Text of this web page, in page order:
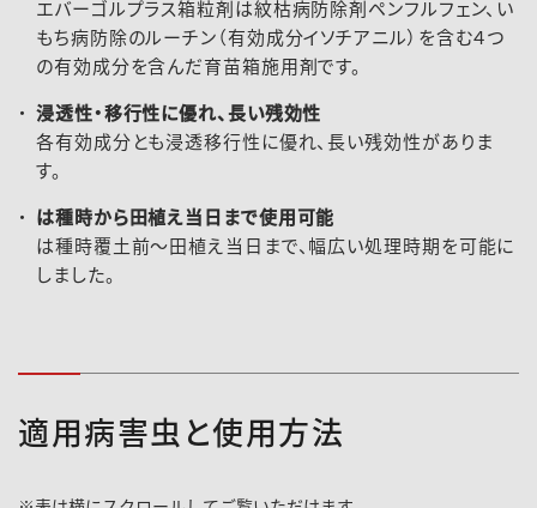
2026-058登録速報（260408）
エバーゴルプラス箱粒剤は紋枯病防除剤ペンフルフェン、い
もち病防除のルーチン（有効成分イソチアニル）を含む４つ
の有効成分を含んだ育苗箱施用剤です。
浸透性・移行性に優れ、長い残効性
各有効成分とも浸透移行性に優れ、長い残効性がありま
す。
は種時から田植え当日まで使用可能
は種時覆土前～田植え当日まで、幅広い処理時期を可能に
しました。
適用病害虫と使用方法